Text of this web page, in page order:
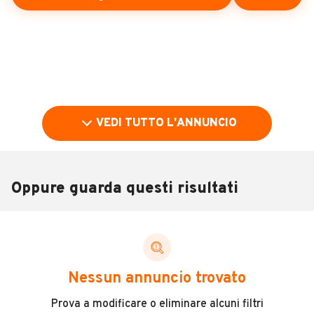
Mezzo allestito con compattatore, pronto all'uso e
VEDI TUTTO L'ANNUNCIO
Oppure guarda questi risultati
Nessun annuncio trovato
Prova a modificare o eliminare alcuni filtri